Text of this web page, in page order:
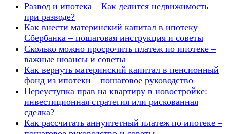
Развод и ипотека – Как делится недвижимость
при разводе?
Как внести материнский капитал в ипотеку
Сбербанка – пошаговая инструкция и советы
Сколько можно просрочить платеж по ипотеке –
важные нюансы и советы
Как вернуть материнский капитал в пенсионный
фонд из ипотеки – пошаговое руководство
Переуступка прав на квартиру в новостройке:
инвестиционная стратегия или рискованная
сделка?
Как рассчитать аннуитетный платеж по ипотеке –